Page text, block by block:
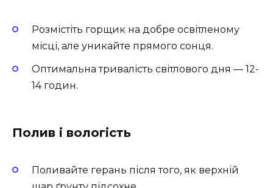
Розмістіть горщик на добре освітленому
місці, але уникайте прямого сонця.
Оптимальна тривалість світлового дня — 12-
14 годин.
Полив і вологість
Поливайте герань після того, як верхній